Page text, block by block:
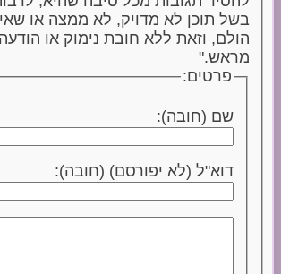
בשל תוכן לא מדויק, לא ממצה או
הולם, וזאת ללא חובת נימוק או הודעה
מראש."
פרטים:
שם (חובה):
דוא"ל (לא יפורסם) (חובה):